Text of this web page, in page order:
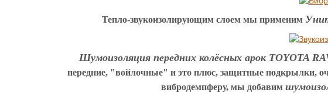
Тепло-звукоизолирующим слоем мы применим
Шумоизоляция передних колёсных арок TOYOTA
передние, "войлочные" и это плюс, защитные подкрылки,
вибродемпферу, мы добавим